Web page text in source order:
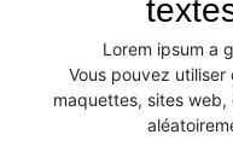
Lorem ipsum a
Vous pouvez
maquettes, sites